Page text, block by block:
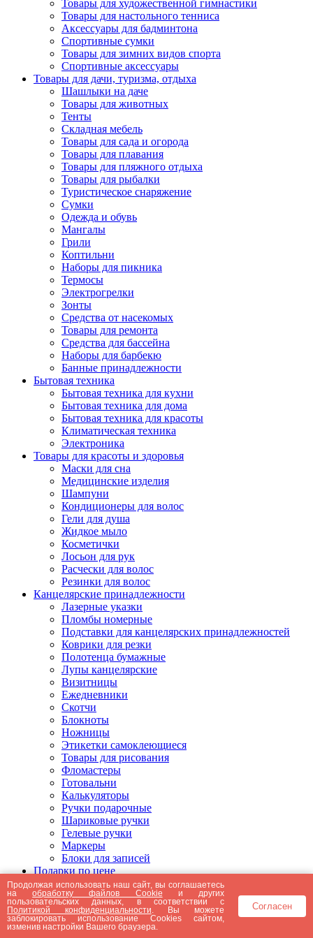
Товары для художественной гимнастики
Товары для настольного тенниса
Аксессуары для бадминтона
Спортивные сумки
Товары для зимних видов спорта
Спортивные аксессуары
Товары для дачи, туризма, отдыха
Шашлыки на даче
Товары для животных
Тенты
Складная мебель
Товары для сада и огорода
Товары для плавания
Товары для пляжного отдыха
Товары для рыбалки
Туристическое снаряжение
Сумки
Одежда и обувь
Мангалы
Грили
Коптильни
Наборы для пикника
Термосы
Электрогрелки
Зонты
Средства от насекомых
Товары для ремонта
Средства для бассейна
Наборы для барбекю
Банные принадлежности
Бытовая техника
Бытовая техника для кухни
Бытовая техника для дома
Бытовая техника для красоты
Климатическая техника
Электроника
Товары для красоты и здоровья
Маски для сна
Медицинские изделия
Шампуни
Кондиционеры для волос
Гели для душа
Жидкое мыло
Косметички
Лосьон для рук
Расчески для волос
Резинки для волос
Канцелярские принадлежности
Лазерные указки
Пломбы номерные
Подставки для канцелярских принадлежностей
Коврики для резки
Полотенца бумажные
Лупы канцелярские
Визитницы
Ежедневники
Скотчи
Блокноты
Ножницы
Этикетки самоклеющиеся
Товары для рисования
Фломастеры
Готовальни
Калькуляторы
Ручки подарочные
Шариковые ручки
Гелевые ручки
Маркеры
Блоки для записей
Подарки по цене
Подарки от 5000 рублей
Подарки до 5000 рублей
Подарки до 3000 рублей
Подарки до 2000 рублей
Подарки до 1000 рублей
Продолжая использовать наш сайт, вы соглашаетесь
наобработку файлов Cookie и других
пользовательских данных, в соответствии с
Политикой конфиденциальности . Вы можете
заблокировать использование Cookies сайтом,
изменив настройки Вашего браузера.
Согласен